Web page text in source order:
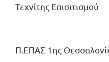
Τεχνίτης Επισιτισμού
Π.ΕΠΑΣ 1ης